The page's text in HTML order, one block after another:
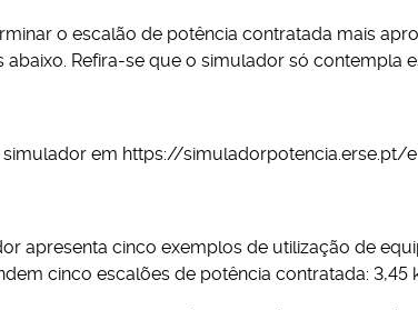
o escalão de potência contratada mais
abaixo. Refira-se que o simulador só contempla
simulador em https://simuladorpotencia.erse.pt/
apresenta cinco exemplos de utilização de
cinco escalões de potência contratada: 3,45